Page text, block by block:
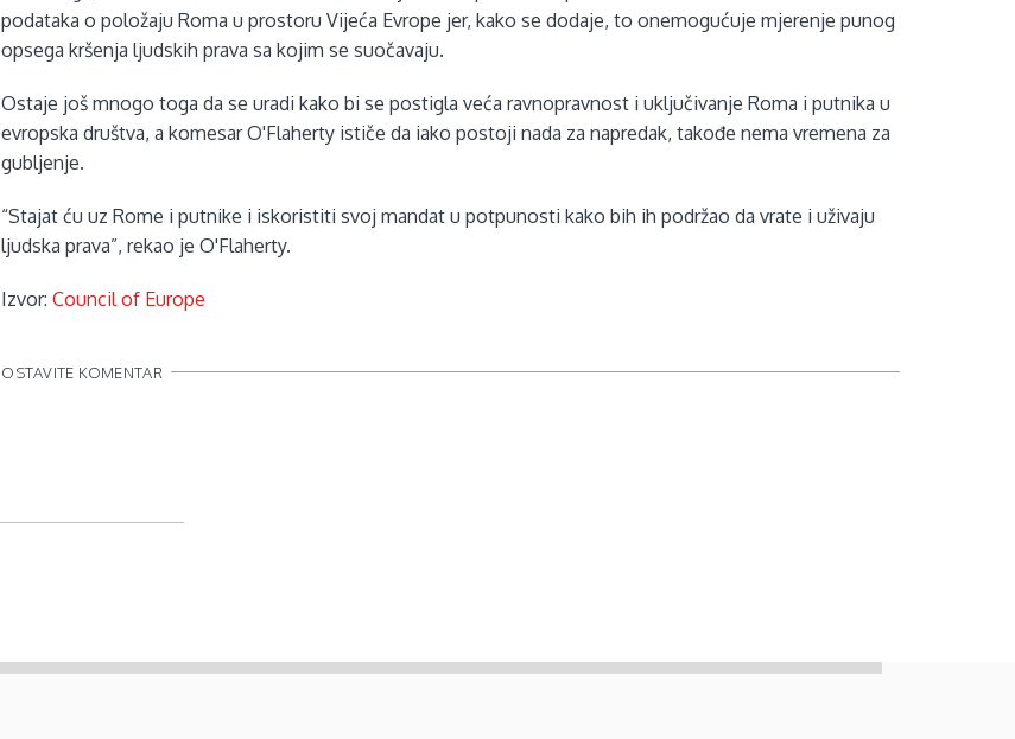
podataka o položaju Roma u prostoru Vijeća Evrope jer, kako se dodaje, to onemogućuje mjerenje punog
opsega kršenja ljudskih prava sa kojim se suočavaju.
Ostaje još mnogo toga da se uradi kako bi se postigla veća ravnopravnost i uključivanje Roma i putnika u
evropska društva, a komesar O'Flaherty ističe da iako postoji nada za napredak, takođe nema vremena za
gubljenje.
“Stajat ću uz Rome i putnike i iskoristiti svoj mandat u potpunosti kako bih ih podržao da vrate i uživaju
ljudska prava”, rekao je O'Flaherty.
Izvor:Council of Europe
OSTAVITE KOMENTAR